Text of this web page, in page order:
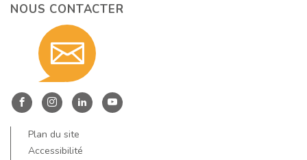
NOUS CONTACTER
nous
Entre Entre
Entre Entre
Plan du site
Accessibilité